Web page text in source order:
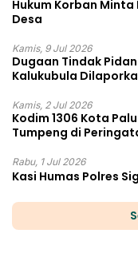
Hukum Korban
Desa
Kamis, 9 Jul 2026
Dugaan Tindak
Kalukubula
Kamis, 2 Jul 2026
Kodim 1306 Kota
Tumpeng di
Rabu, 1 Jul 2026
Kasi Humas Polres